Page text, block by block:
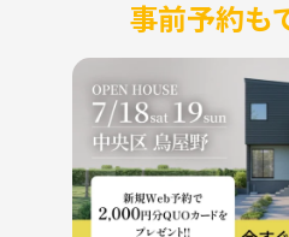
事前予約も